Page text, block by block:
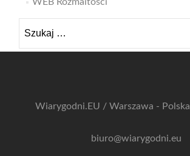
Wiarygodni.EU / Warszawa - Polska
biuro@wiarygodni.eu